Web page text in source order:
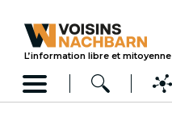
L’information libre et mitoyenne